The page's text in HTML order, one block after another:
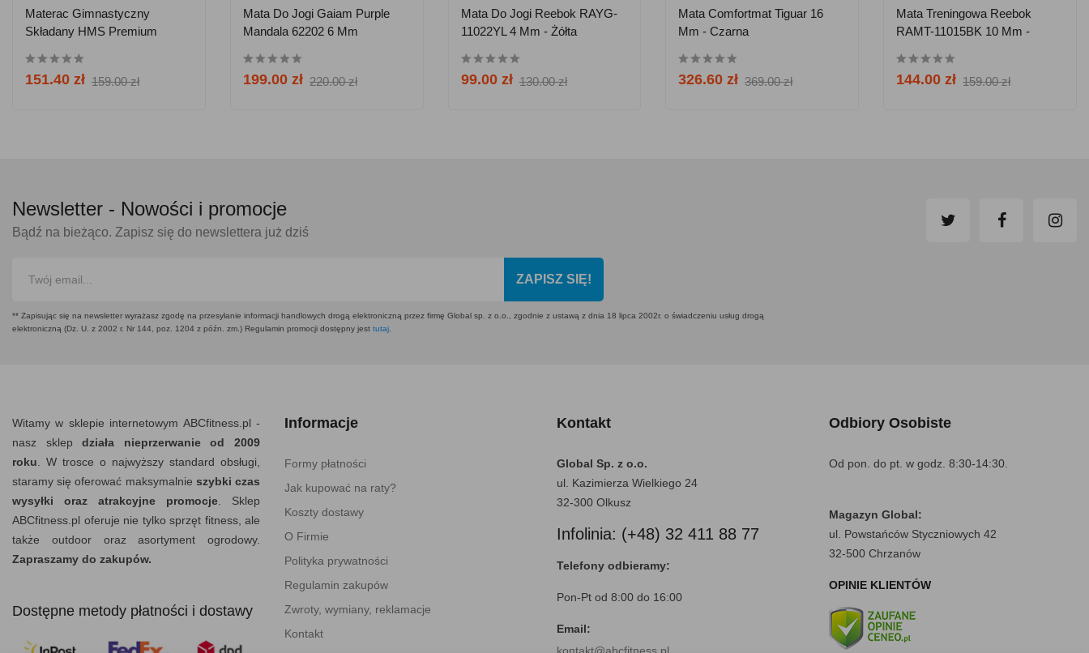
Materac Gimnastyczny
Składany HMS Premium
151.40 zł 159.00 zł
Mata Do Jogi Gaiam Purple
Mandala 62202 6 Mm
199.00 zł 220.00 zł
Mata Do Jogi Reebok RAYG-
11022YL 4 Mm - Żółta
99.00 zł 130.00 zł
Mata Comfortmat Tiguar 16
Mm - Czarna
326.60 zł 369.00 zł
Mata Treningowa Reebok
RAMT-11015BK 10 Mm -
144.00 zł 159.00 zł
Newsletter - Nowości i promocje
Bądź na bieżąco. Zapisz się do newslettera już dziś
ZAPISZ SIĘ!
** Zapisując się na newsletter wyrażasz zgodę na przesyłanie informacji handlowych drogą elektroniczną przez firmę Global sp. z o.o., zgodnie z ustawą z dnia 18 lipca 2002r. o świadczeniu usług drogą
elektroniczną (Dz. U. z 2002 r. Nr 144, poz. 1204 z późn. zm.) Regulamin promocji dostępny jest tutaj
Witamy w sklepie internetowym ABCfitness.pl -
nasz sklepdziała nieprzerwanie od 2009
roku . W trosce o najwyższy standard obsługi,
staramy się oferować maksymalnie szybki czas
wysyłki oraz atrakcyjne promocje . Sklep
ABCfitness.pl oferuje nie tylko sprzęt fitness, ale
także outdoor oraz asortyment ogrodowy.
Zapraszamy do zakupów.
Dostępne metody płatności i dostawy
Informacje
Formy płatności
Jak kupować na raty?
Koszty dostawy
O Firmie
Polityka prywatności
Regulamin zakupów
Zwroty, wymiany, reklamacje
Kontakt
Kontakt
Global Sp. z o.o.
ul. Kazimierza Wielkiego 24
32-300 Olkusz
Infolinia: (+48) 32 411 88 77
Telefony odbieramy:
Pon-Pt od 8:00 do 16:00
Email:
kontakt@abcfitness.pl
Odbiory Osobiste
Od pon. do pt. w godz. 8:30-14:30.
Magazyn Global:
ul. Powstańców Styczniowych 42
32-500 Chrzanów
OPINIE KLIENTÓW